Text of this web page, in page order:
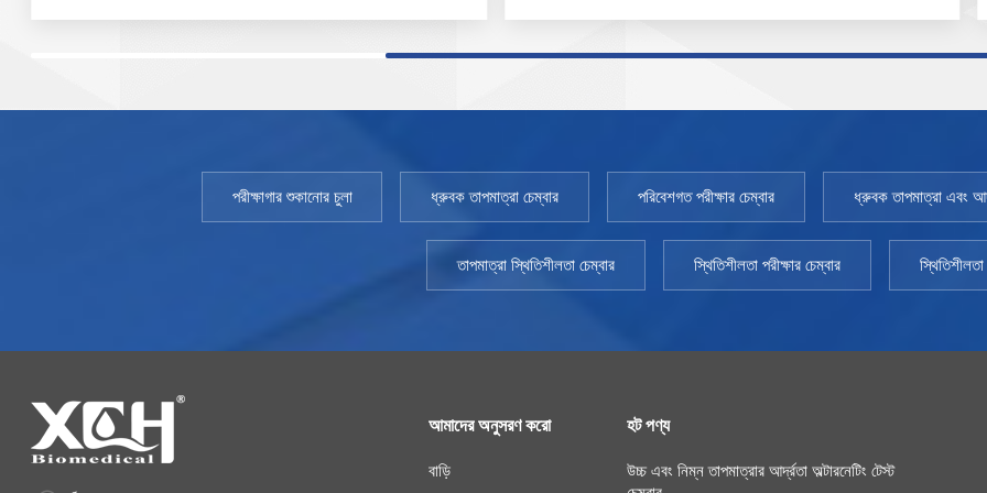
আর্দ্রতা বিচ্যুতি:~ 3% RH ক্ষমতা: 800L~3000L পরিবেশের
আর্দ্রতা বিচ্যুতি:~ 3% RH ক্ষমতা: 800L~3000L পরিবেশের
পরীক্ষাগার শুকানোর চুলা ধ্রুবক তাপমাত্রা চেম্বার পরিবেশগত পরীক্ষার চেম্বার ধ্রুবক তাপমাত্রা এবং
তাপমাত্রা স্থিতিশীলতা চেম্বার স্থিতিশীলতা পরীক্ষার চেম্বার স্থিতিশীলতা
আমাদের অনুসরণ করো
বাড়ি
হট পণ্য
উচ্চ এবং নিম্ন তাপমাত্রার আর্দ্রতা অল্টারনেটিং টেস্ট